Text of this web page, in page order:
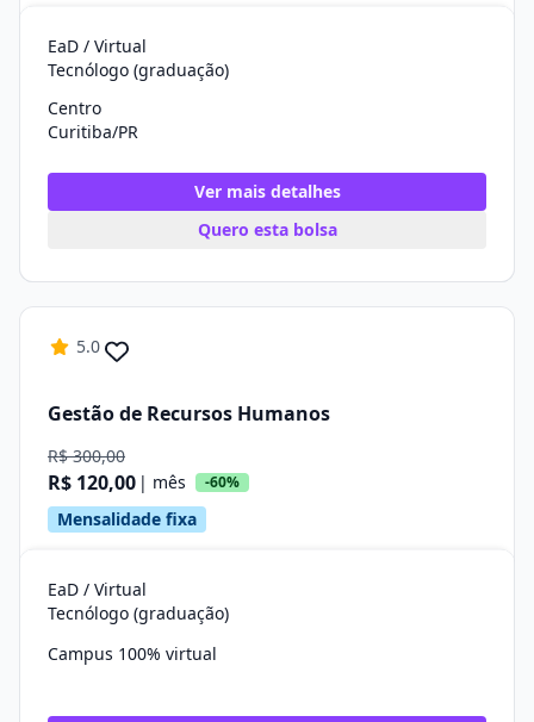
EaD / Virtual
Tecnólogo (graduação)
Centro
Curitiba/PR
Ver mais detalhes
Quero esta bolsa
5.0
Gestão de Recursos Humanos
R$ 300,00
R$ 120,00 | mês -60%
Mensalidade fixa
EaD / Virtual
Tecnólogo (graduação)
Campus 100% virtual